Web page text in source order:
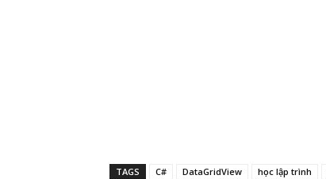
TAGS C# DataGridView học lập trình